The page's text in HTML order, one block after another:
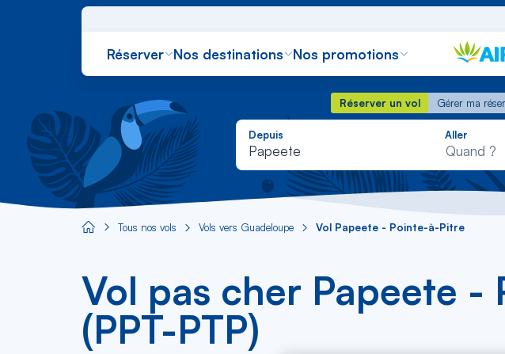
Réserver Nos destinations Nos promotions
Réserver un vol Gérer ma
Réserver un vol
Gérer ma
Depuis
Papeete
Rechercher
dans
liste
Aller
Aircaraibes.com
Tous nos vols Vols vers Guadeloupe Vol Papeete - Pointe-à-Pitre
Vol pas cher Papeete -
(PPT-PTP)